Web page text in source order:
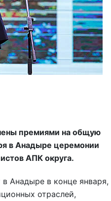
премиями на общую
в Анадыре церемонии
АПК округа.
Анадыре в конце января,
отраслей,